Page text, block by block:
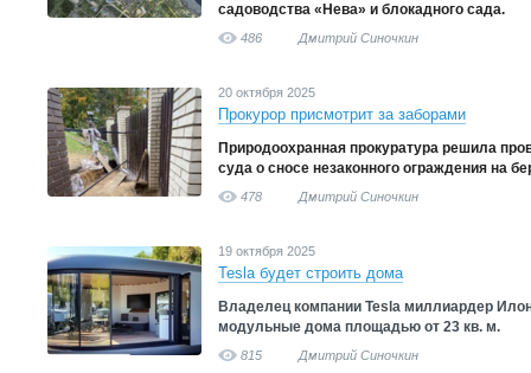
садоводства «Нева» и блокадного сада.
486 Дмитрий Синочкин
20 октября 2025
Прокурор присмотрит за заборами
Природоохранная прокуратура решила
суда о сносе незаконного ограждения на
478 Дмитрий Синочкин
19 октября 2025
Tesla будет строить дома
Владелец компании Tesla миллиардер
модульные дома площадью от 23 кв. м.
815 Дмитрий Синочкин